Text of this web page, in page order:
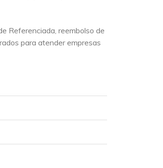
Referenciada, reembolso de
para atender empresas